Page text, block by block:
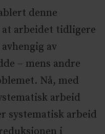
denne
arbeidet tidligere
av
– mens andre
Nå, med
arbeid
systematisk arbeid